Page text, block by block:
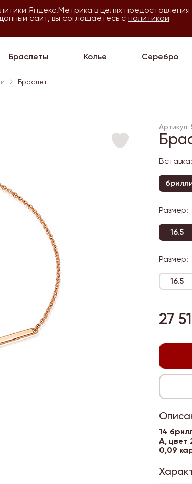
О
Для
VIP
Браслеты Колье Серебро
Браслет
Артикул:
Вставка:
Размер:
16.5
Размер:
16.5
27
14
А, цвет
0,09
Яндекс.Метрика в целях предоставления
сайт, вы соглашаетесь с политикой